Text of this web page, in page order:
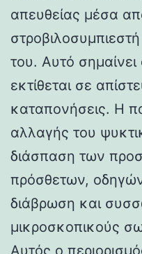
απευθείας μέσα
του. Αυτό σημαίνει
εκτίθεται σε
καταπονήσεις. Η
αλλαγής του
διάσπαση των
πρόσθετων,
διάβρωση και
μικροσκοπικούς
Αυτός ο